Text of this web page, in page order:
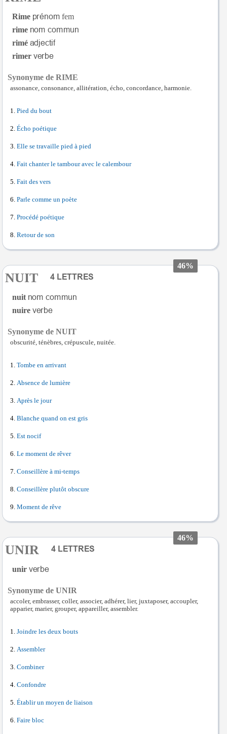
Rime
fem
rime
rimé
rimer
Synonyme de RIME
assonance, consonance, allitération, écho, concordance, harmonie.
Pied du bout
Écho poétique
Elle se travaille pied à pied
Fait chanter le tambour avec le calembour
Fait des vers
Parle comme un poète
Procédé poétique
Retour de son
46%
NUIT
nuit
nuire
Synonyme de NUIT
obscurité, ténèbres, crépuscule, nuitée.
Tombe en arrivant
Absence de lumière
Après le jour
Blanche quand on est gris
Est nocif
Le moment de rêver
Conseillère à mi-temps
Conseillère plutôt obscure
Moment de rêve
46%
UNIR
unir
Synonyme de UNIR
accoler, embrasser, coller, associer, adhérer, lier, juxtaposer, accoupler,
apparier, marier, grouper, appareiller, assembler.
Joindre les deux bouts
Assembler
Combiner
Confondre
Établir un moyen de liaison
Faire bloc